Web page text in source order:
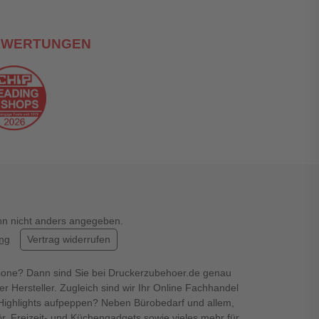
nicht anders angegeben.
Vertrag widerrufen
Dann sind Sie bei Druckerzubehoer.de genau
Hersteller. Zugleich sind wir Ihr Online Fachhandel
aufpeppen? Neben Bürobedarf und allem,